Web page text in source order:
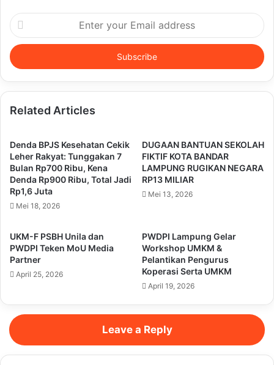
Enter
your
Email
address
Related Articles
Denda BPJS Kesehatan Cekik
Leher Rakyat: Tunggakan 7
Bulan Rp700 Ribu, Kena
Denda Rp900 Ribu, Total Jadi
Rp1,6 Juta
Mei 18, 2026
DUGAAN BANTUAN SEKOLAH
FIKTIF KOTA BANDAR
LAMPUNG RUGIKAN NEGARA
RP13 MILIAR
Mei 13, 2026
UKM-F PSBH Unila dan
PWDPI Teken MoU Media
Partner
April 25, 2026
PWDPI Lampung Gelar
Workshop UMKM &
Pelantikan Pengurus
Koperasi Serta UMKM
April 19, 2026
Leave a Reply